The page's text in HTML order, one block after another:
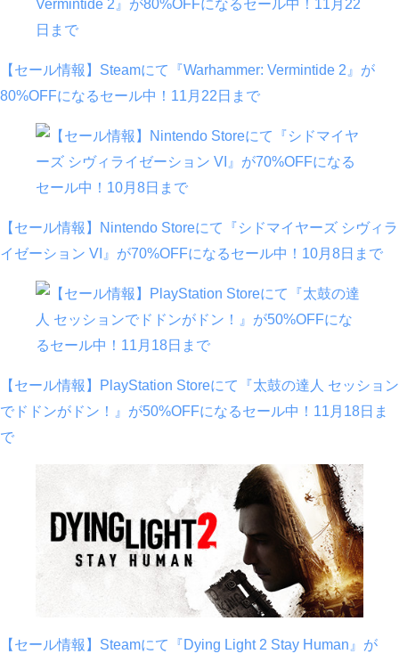
【セール情報】Steamにて『Warhammer: Vermintide 2』が
80%OFFになるセール中！11月22日まで
【セール情報】Nintendo Storeにて『シドマイヤーズ シヴィラ
イゼーション VI』が70%OFFになるセール中！10月8日まで
【セール情報】PlayStation Storeにて『太鼓の達人 セッション
でドドンがドン！』が50%OFFになるセール中！11月18日ま
で
【セール情報】Steamにて『Dying Light 2 Stay Human』が